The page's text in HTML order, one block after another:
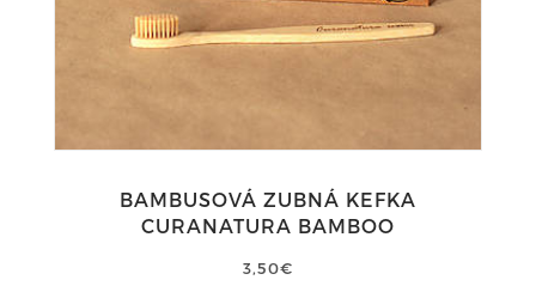
BAMBUSOVÁ ZUBNÁ KEFKA
CURANATURA BAMBOO
3,50€